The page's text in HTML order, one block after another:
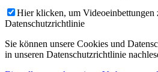
Hier klicken, um Videoeinbettungen
Datenschutzrichtlinie
Sie können unsere Cookies und
in unseren Datenschutzrichtlinie